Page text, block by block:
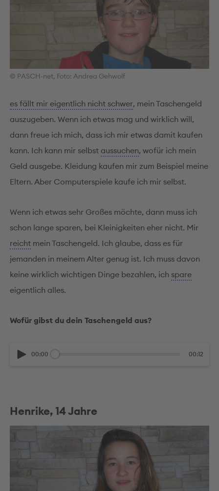
© PASCH-net, Foto: Andrea Gehwolf
es fällt mir eigentlich nicht schwer, mein Taschengeld
auszugeben. Wenn ich etwas mag und wirklich will,
dann freue ich mich, dass ich mir etwas damit kaufen
kann. Ich kann mir selbst aussuchen, wofür ich mein
Geld ausgebe. Kleidung kaufen mir zum Beispiel meine
Eltern. Aber Computerspiele kaufe ich mir selbst.
Wenn ich etwas sehr Großes möchte, dann muss ich
schon lange sparen, bei Kleinigkeiten eher nicht. Mir
reicht mein Taschengeld. Ich glaube, dass es für
jemanden in meinem Alter genug ist. Ich muss davon
keine wirklich wichtigen Dinge bezahlen, ich spare
eigentlich alles.
Wofür gibst du dein Taschengeld aus?
00:00 00:12
Henrike, 14 Jahre